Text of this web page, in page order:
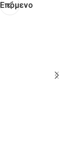
Επόμενο